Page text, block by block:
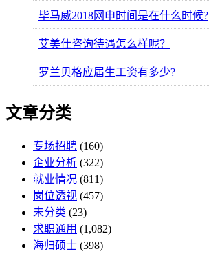
毕马威2018网申时间是在什么时候?
艾美仕咨询待遇怎么样呢？
罗兰贝格应届生工资有多少?
文章分类
专场招聘 (160)
企业分析 (322)
就业情况 (811)
岗位透视 (457)
未分类 (23)
求职通用 (1,082)
海归硕士 (398)